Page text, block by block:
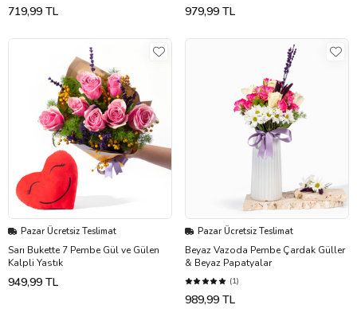
719,99 TL 979,99 TL
Pazar Ücretsiz Teslimat
Sarı Bukette 7 Pembe Gül ve Gülen
Kalpli Yastık
949,99 TL
Pazar Ücretsiz Teslimat
Beyaz Vazoda Pembe Çardak Güller
& Beyaz Papatyalar
(1)
989,99 TL